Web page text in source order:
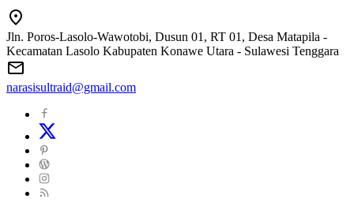
Jln. Poros-Lasolo-Wawotobi, Dusun 01, RT 01, Desa Matapila -
Kecamatan Lasolo Kabupaten Konawe Utara - Sulawesi Tenggara
narasisultraid@gmail.com